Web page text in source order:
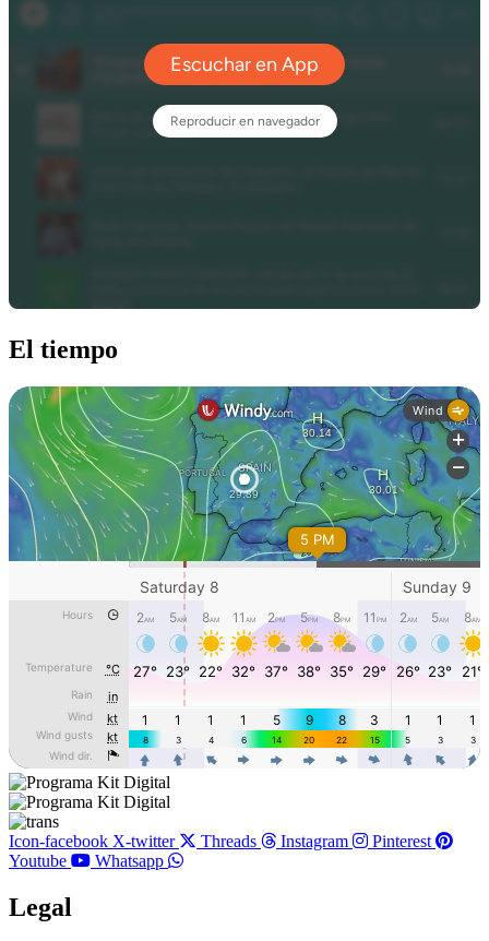
El tiempo
Icon-facebook X-twitter Threads Instagram
Pinterest
Youtube
Whatsapp
Legal